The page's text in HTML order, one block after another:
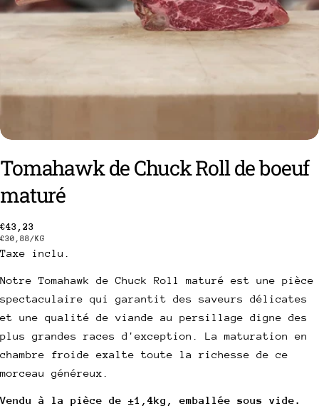
Tomahawk de Chuck Roll de boeuf
maturé
Prix
habituel
€43,23
PRIX
UNITAIRE
€30,88/PAR
KG
Taxe inclu.
Notre Tomahawk de Chuck Roll maturé est une pièce
spectaculaire qui garantit des saveurs délicates
et une qualité de viande au persillage digne des
plus grandes races d'exception. La maturation en
chambre froide exalte toute la richesse de ce
morceau généreux.
Vendu à la pièce de ±1,4kg, emballée sous vide.
Partager ce produit
Partager
Partager
Facebook
Partager
X
Épingler
Pinterest
Votre
Votre
email
téléphone
message